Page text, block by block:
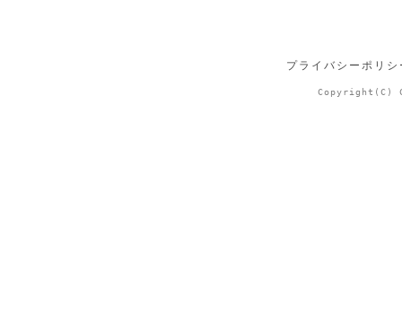
プライバシーポリ
Copyright(C)